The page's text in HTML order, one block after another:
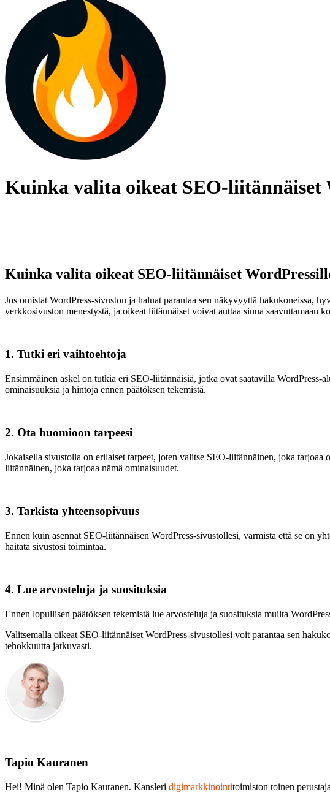
Kuinka valita oikeat SEO-liitännäiset
Kuinka valita oikeat SEO-liitännäiset
Jos omistat WordPress-sivuston ja haluat parantaa sen näkyvyyttä hakukoneissa,
verkkosivuston menestystä, ja oikeat liitännäiset voivat auttaa sinua
1. Tutki eri vaihtoehtoja
Ensimmäinen askel on tutkia eri SEO-liitännäisiä, jotka ovat saatavilla
ominaisuuksia ja hintoja ennen päätöksen tekemistä.
2. Ota huomioon tarpeesi
Jokaisella sivustolla on erilaiset tarpeet, joten valitse SEO-liitännäinen, joka
liitännäinen, joka tarjoaa nämä ominaisuudet.
3. Tarkista yhteensopivuus
Ennen kuin asennat SEO-liitännäisen WordPress-sivustollesi, varmista että se on
haitata sivustosi toimintaa.
4. Lue arvosteluja ja suosituksia
Ennen lopullisen päätöksen tekemistä lue arvosteluja ja suosituksia muilta
Valitsemalla oikeat SEO-liitännäiset WordPress-sivustollesi voit parantaa sen
tehokkuutta jatkuvasti.
Tapio Kauranen
Hei! Minä olen Tapio Kauranen. Kansleri digimarkkinointitoimiston toinen